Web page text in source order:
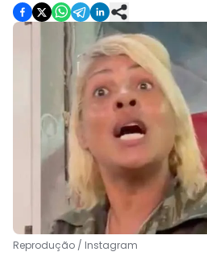
Reprodução / Instagram